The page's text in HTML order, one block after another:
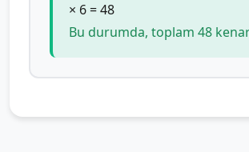
× 6 = 48
Bu durumda, toplam 48 kenar